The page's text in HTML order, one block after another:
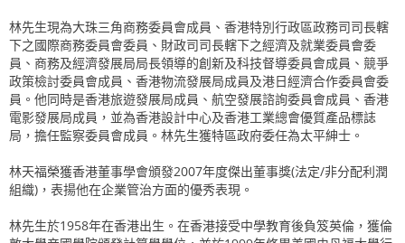
林先生現為大珠三角商務委員會成員、香港特別行政區政務司司長轄
下之國際商務委員會委員、財政司司長轄下之經濟及就業委員會委
員、商務及經濟發展局局長領導的創新及科技督導委員會成員、競爭
政策檢討委員會成員、香港物流發展局成員及港日經濟合作委員會委
員。他同時是香港旅遊發展局成員、航空發展諮詢委員會成員、香港
電影發展局成員，並為香港設計中心及香港工業總會優質產品標誌
局，擔任監察委員會成員。林先生獲特區政府委任為太平紳士。
林天福榮獲香港董事學會頒發2007年度傑出董事獎(法定/非分配利潤
組織)，表揚他在企業管治方面的優秀表現。
林先生於1958年在香港出生。在香港接受中學教育後負笈英倫，獲倫